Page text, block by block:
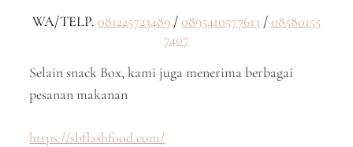
WA/TELP. 081225723489 /0895410577613 /08580155
7407
Selain snack Box, kami juga menerima berbagai
pesanan makanan
https://sbflashfood.com/